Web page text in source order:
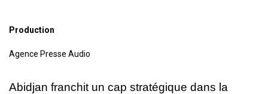
Production
Agence Presse Audio
Abidjan franchit un cap stratégique dans la